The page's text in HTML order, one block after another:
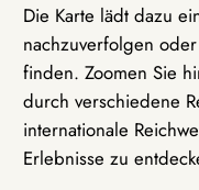
Die Karte lädt dazu
nachzuverfolgen
finden. Zoomen Sie
durch verschiedene
internationale
Erlebnisse zu